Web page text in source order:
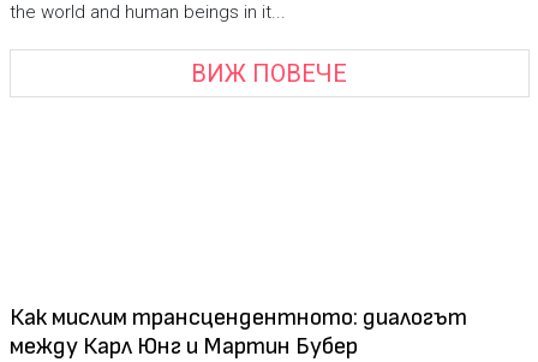
the world and human beings in it...
ВИЖ ПОВЕЧЕ
Как мислим трансцендентното: диалогът
между Карл Юнг и Мартин Бубер